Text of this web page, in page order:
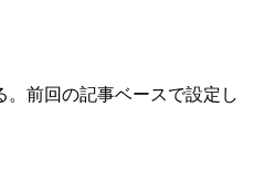
。前回の記事ベースで設定し